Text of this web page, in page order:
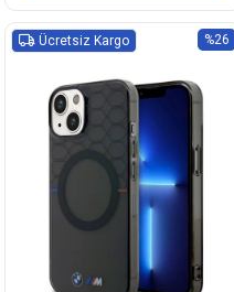
%26
Ücretsiz Kargo